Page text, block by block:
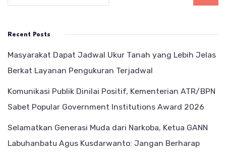
Recent Posts
Masyarakat Dapat Jadwal Ukur Tanah yang Lebih Jelas
Berkat Layanan Pengukuran Terjadwal
Komunikasi Publik Dinilai Positif, Kementerian ATR/BPN
Sabet Popular Government Institutions Award 2026
Selamatkan Generasi Muda dari Narkoba, Ketua GANN
Labuhanbatu Agus Kusdarwanto: Jangan Berharap